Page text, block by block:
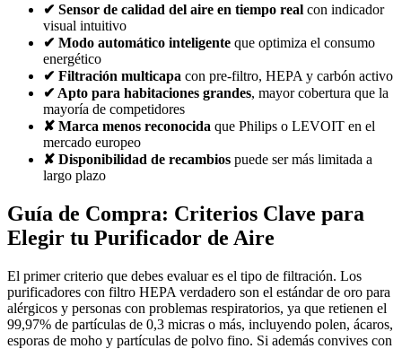
✔ Sensor de calidad del aire en tiempo real con indicador
visual intuitivo
✔ Modo automático inteligente que optimiza el consumo
energético
✔ Filtración multicapa con pre-filtro, HEPA y carbón activo
✔ Apto para habitaciones grandes, mayor cobertura que la
mayoría de competidores
✘ Marca menos reconocida que Philips o LEVOIT en el
mercado europeo
✘ Disponibilidad de recambios puede ser más limitada a
largo plazo
Guía de Compra: Criterios Clave para
Elegir tu Purificador de Aire
El primer criterio que debes evaluar es el tipo de filtración. Los
purificadores con filtro HEPA verdadero son el estándar de oro para
alérgicos y personas con problemas respiratorios, ya que retienen el
99,97% de partículas de 0,3 micras o más, incluyendo polen, ácaros,
esporas de moho y partículas de polvo fino. Si además convives con